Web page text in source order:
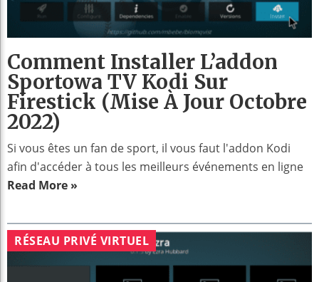
Comment Installer L’addon
Sportowa TV Kodi Sur
Firestick (mise À Jour Octobre
2022)
Si vous êtes un fan de sport, il vous faut l'addon Kodi
afin d'accéder à tous les meilleurs événements en ligne
Read More »
RÉSEAU PRIVÉ VIRTUEL